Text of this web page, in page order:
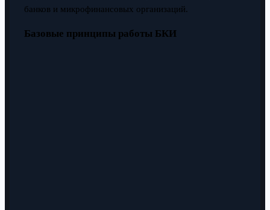
банков и микрофинансовых организаций.
Базовые принципы работы БКИ